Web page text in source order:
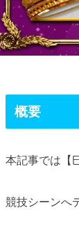
概要
本記事では【
競技シーンへ